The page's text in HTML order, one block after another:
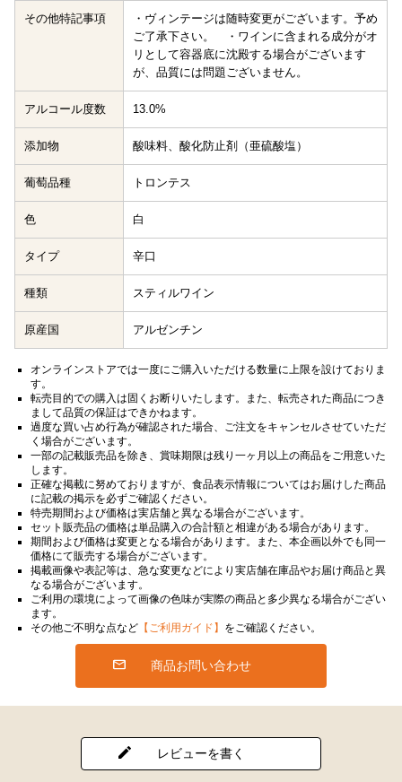
その他特記事項
・ヴィンテージは随時変更がございます。予め
ご了承下さい。 ・ワインに含まれる成分がオ
リとして容器底に沈殿する場合がございます
が、品質には問題ございません。
アルコール度数 13.0%
添加物 酸味料、酸化防止剤（亜硫酸塩）
葡萄品種 トロンテス
色 白
タイプ 辛口
種類 スティルワイン
原産国 アルゼンチン
オンラインストアでは一度にご購入いただける数量に上限を設けておりま
す。
転売目的での購入は固くお断りいたします。また、転売された商品につき
まして品質の保証はできかねます。
過度な買い占め行為が確認された場合、ご注文をキャンセルさせていただ
く場合がございます。
一部の記載販売品を除き、賞味期限は残り一ヶ月以上の商品をご用意いた
します。
正確な掲載に努めておりますが、食品表示情報についてはお届けした商品
に記載の掲示を必ずご確認ください。
特売期間および価格は実店舗と異なる場合がございます。
セット販売品の価格は単品購入の合計額と相違がある場合があります。
期間および価格は変更となる場合があります。また、本企画以外でも同一
価格にて販売する場合がございます。
掲載画像や表記等は、急な変更などにより実店舗在庫品やお届け商品と異
なる場合がございます。
ご利用の環境によって画像の色味が実際の商品と多少異なる場合がござい
ます。
その他ご不明な点など 【ご利用ガイド】 をご確認ください。
商品お問い合わせ
レビューを書く